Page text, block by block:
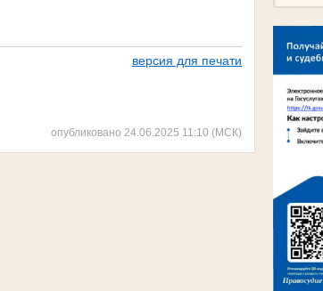
версия для печати
опубликовано 24.06.2025 11:10 (МСК)